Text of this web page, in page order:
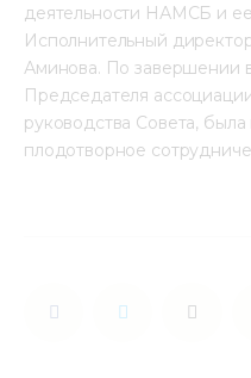
деятельности НАМСБ и
Исполнительный
Аминова. По завершении
Председателя
руководства Совета,
плодотворное